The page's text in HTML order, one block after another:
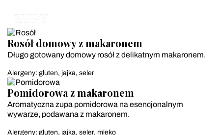
Rosół domowy z makaronem
Długo gotowany domowy rosół z delikatnym makaronem.
Alergeny: gluten, jajka, seler
Pomidorowa z makaronem
Aromatyczna zupa pomidorowa na esencjonalnym
wywarze, podawana z makaronem.
Alergeny: gluten, jajka, seler, mleko